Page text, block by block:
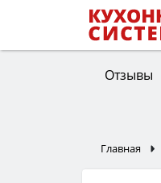
Отзывы
Главная